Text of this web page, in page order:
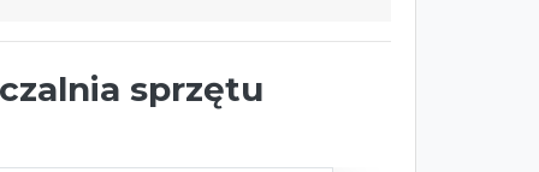
sprzętu